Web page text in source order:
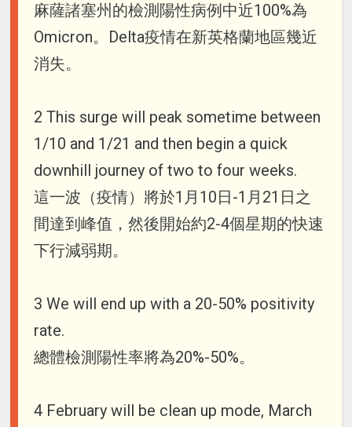
麻薩諸塞州的檢測陽性病例中近100%為
Omicron。Delta疫情在新英格蘭地區幾近
消失。
2 This surge will peak sometime between
1/10 and 1/21 and then begin a quick
downhill journey of two to four weeks.
這一波（疫情）將於1月10日-1月21日之
間達到峰值，然後開始約2-4個星期的快速
下行減弱期。
3 We will end up with a 20-50% positivity
rate.
總體檢測陽性率將為20%-50%。
4 February will be clean up mode, March